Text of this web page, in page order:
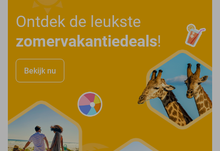
Ontdek de leukste
zomervakantiedeals!
Bekijk nu